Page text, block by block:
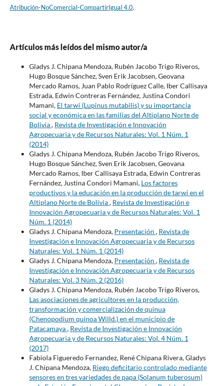
Atribución-NoComercial-CompartirIgual 4.0.
Artículos más leídos del mismo autor/a
Gladys J. Chipana Mendoza, Rubén Jacobo Trigo Riveros,
Hugo Bosque Sánchez, Sven Erik Jacobsen, Geovana
Mercado Ramos, Juan Pablo Rodríguez Calle, Iber Callisaya
Estrada, Edwin Contreras Fernández, Justina Condori
Mamani, El tarwi (Lupinus mutabilis) y su importancia
social y económica en las familias del Altiplano Norte de
Bolivia, Revista de Investigación e Innovación
Agropecuaria y de Recursos Naturales: Vol. 1 Núm. 1
(2014)
Gladys J. Chipana Mendoza, Rubén Jacobo Trigo Riveros,
Hugo Bosque Sánchez, Sven Erik Jacobsen, Geovana
Mercado Ramos, Iber Callisaya Estrada, Edwin Contreras
Fernández, Justina Condori Mamani, Los factores
productivos y la educación en la producción de tarwi en el
Altiplano Norte de Bolivia, Revista de Investigación e
Innovación Agropecuaria y de Recursos Naturales: Vol. 1
Núm. 1 (2014)
Gladys J. Chipana Mendoza, Presentación , Revista de
Investigación e Innovación Agropecuaria y de Recursos
Naturales: Vol. 1 Núm. 1 (2014)
Gladys J. Chipana Mendoza, Presentación , Revista de
Investigación e Innovación Agropecuaria y de Recursos
Naturales: Vol. 3 Núm. 2 (2016)
Gladys J. Chipana Mendoza, Rubén Jacobo Trigo Riveros,
Las asociaciones de agricultores en la producción,
transformación y comercialización de quinua
(Chenopodium quinoa Willd.) en el municipio de
Patacamaya, Revista de Investigación e Innovación
Agropecuaria y de Recursos Naturales: Vol. 4 Núm. 1
(2017)
Fabiola Figueredo Fernandez, René Chipana Rivera, Gladys
J. Chipana Mendoza, Riego deficitario controlado mediante
sensores en tres variedades de papa (Solanum tuberosum)